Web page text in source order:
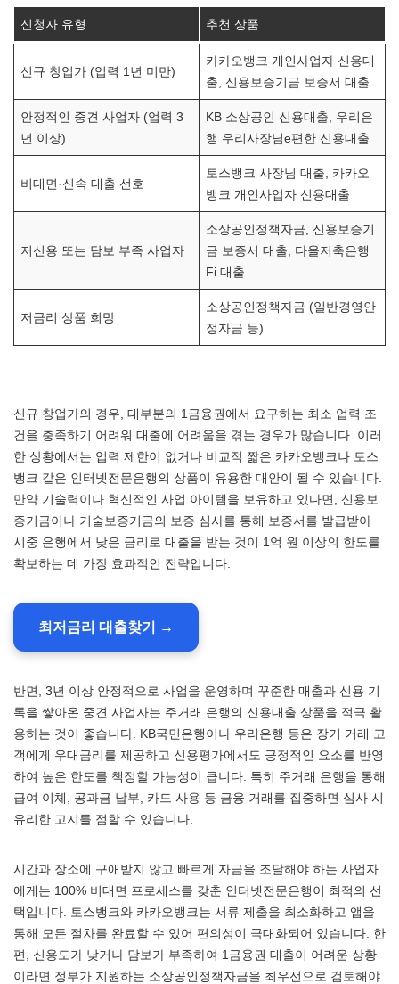
신청자 유형 추천 상품
신규 창업가 (업력 1년 미만)
카카오뱅크 개인사업자 신용대
출, 신용보증기금 보증서 대출
안정적인 중견 사업자 (업력 3
년 이상)
KB 소상공인 신용대출, 우리은
행 우리사장님e편한 신용대출
비대면·신속 대출 선호
토스뱅크 사장님 대출, 카카오
뱅크 개인사업자 신용대출
저신용 또는 담보 부족 사업자
소상공인정책자금, 신용보증기
금 보증서 대출, 다올저축은행
Fi 대출
저금리 상품 희망
소상공인정책자금 (일반경영안
정자금 등)
신규 창업가의 경우, 대부분의 1금융권에서 요구하는 최소 업력 조
건을 충족하기 어려워 대출에 어려움을 겪는 경우가 많습니다. 이러
한 상황에서는 업력 제한이 없거나 비교적 짧은 카카오뱅크나 토스
뱅크 같은 인터넷전문은행의 상품이 유용한 대안이 될 수 있습니다.
만약 기술력이나 혁신적인 사업 아이템을 보유하고 있다면, 신용보
증기금이나 기술보증기금의 보증 심사를 통해 보증서를 발급받아
시중 은행에서 낮은 금리로 대출을 받는 것이 1억 원 이상의 한도를
확보하는 데 가장 효과적인 전략입니다.
최저금리 대출찾기 →
반면, 3년 이상 안정적으로 사업을 운영하며 꾸준한 매출과 신용 기
록을 쌓아온 중견 사업자는 주거래 은행의 신용대출 상품을 적극 활
용하는 것이 좋습니다. KB국민은행이나 우리은행 등은 장기 거래 고
객에게 우대금리를 제공하고 신용평가에서도 긍정적인 요소를 반영
하여 높은 한도를 책정할 가능성이 큽니다. 특히 주거래 은행을 통해
급여 이체, 공과금 납부, 카드 사용 등 금융 거래를 집중하면 심사 시
유리한 고지를 점할 수 있습니다.
시간과 장소에 구애받지 않고 빠르게 자금을 조달해야 하는 사업자
에게는 100% 비대면 프로세스를 갖춘 인터넷전문은행이 최적의 선
택입니다. 토스뱅크와 카카오뱅크는 서류 제출을 최소화하고 앱을
통해 모든 절차를 완료할 수 있어 편의성이 극대화되어 있습니다. 한
편, 신용도가 낮거나 담보가 부족하여 1금융권 대출이 어려운 상황
이라면 정부가 지원하는 소상공인정책자금을 최우선으로 검토해야